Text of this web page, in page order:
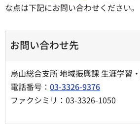
な点は下記にお問い合わせください。
お問い合わせ先
烏山総合支所 地域振興課 生涯学習
電話番号： 03-3326-9376
ファクシミリ：03-3326-1050